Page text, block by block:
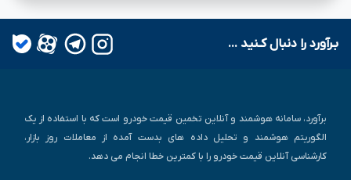
بـرآورد را دنبال کـنید ...
برآورد، سامانه هوشمند و آنلاین تخمین قیمت خودرو است که با استفاده از یک
الگوریتم هوشمند و تحلیل داده های بدست آمده از معاملات روز بازار،
کارشناسی آنلاین قیمت خودرو را با کمترین خطا انجام می دهد.